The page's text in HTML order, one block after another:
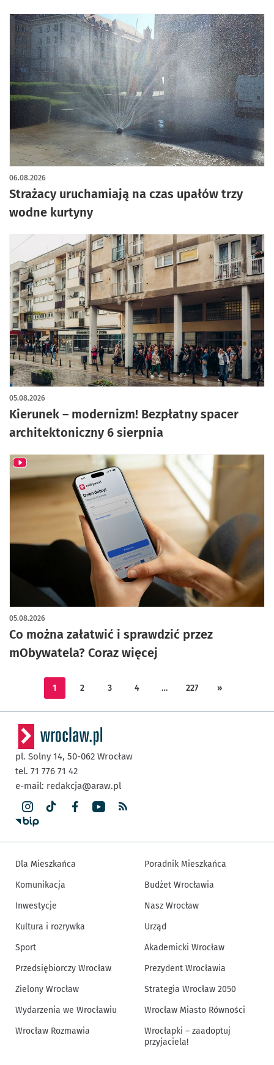
Strażacy uruchamiają na czas upałów trzy
wodne kurtyny
06.08.2026
Kierunek – modernizm! Bezpłatny spacer
architektoniczny 6 sierpnia
05.08.2026
Co można załatwić i sprawdzić przez
mObywatela? Coraz więcej
05.08.2026
1 2 3 4 … 227 »
pl. Solny 14, 50-062 Wrocław
tel. 71 776 71 42
e-mail: redakcja@araw.pl
Dla Mieszkańca
Komunikacja
Inwestycje
Kultura i rozrywka
Sport
Przedsiębiorczy Wrocław
Zielony Wrocław
Wydarzenia we Wrocławiu
Wrocław Rozmawia
Poradnik Mieszkańca
Budżet Wrocławia
Nasz Wrocław
Urząd
Akademicki Wrocław
Prezydent Wrocławia
Strategia Wrocław 2050
Wrocław Miasto Równości
Wrocłapki – zaadoptuj
przyjaciela!